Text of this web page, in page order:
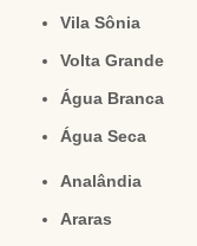
Vila Sônia
Volta Grande
Água Branca
Água Seca
Analândia
Araras